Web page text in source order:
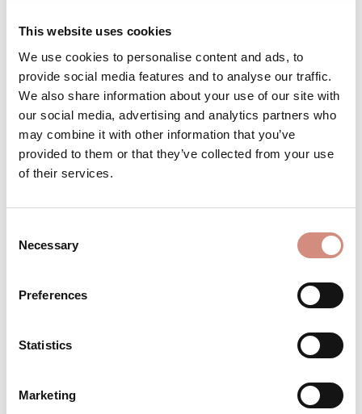
This website uses cookies
We use cookies to personalise content and ads, to
provide social media features and to analyse our traffic.
We also share information about your use of our site with
our social media, advertising and analytics partners who
may combine it with other information that you’ve
provided to them or that they’ve collected from your use
of their services.
Selection
Necessary
Preferences
Statistics
Marketing
Produktnummer:B-AJSoft-M-bg
BESCHREIBUNG
Wärme- und Nässeschutz für kleine Füße
Die Booties bieten Nässeschutz und
BEWERTUNGEN
MATERIAL
HERSTELLERANGABEN